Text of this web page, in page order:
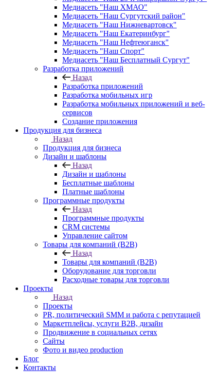
Медиасеть "Наш ХМАО"
Медиасеть "Наш Сургутский район"
Медиасеть "Наш Нижневартовск"
Медиасеть "Наш Екатеринбург"
Медиасеть "Наш Нефтеюганск"
Медиасеть "Наш Спорт"
Медиасеть "Наш Бесплатный Сургут"
Разработка приложений
Назад
Разработка приложений
Разработка мобильных игр
Разработка мобильных приложений и веб-
сервисов
Создание приложения
Продукция для бизнеса
Назад
Продукция для бизнеса
Дизайн и шаблоны
Назад
Дизайн и шаблоны
Бесплатные шаблоны
Платные шаблоны
Программные продукты
Назад
Программные продукты
CRM системы
Управление сайтом
Товары для компаний (B2B)
Назад
Товары для компаний (B2B)
Оборудование для торговли
Расходные товары для торговли
Проекты
Назад
Проекты
PR, политический SMM и работа с репутацией
Маркетплейсы, услуги B2B, дизайн
Продвижение в социальных сетях
Сайты
Фото и видео production
Блог
Контакты